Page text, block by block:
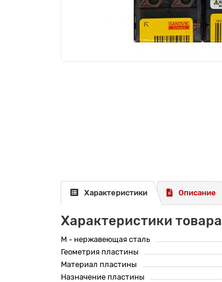
Характеристики Описание
Характеристики
M - нержавеющая сталь
Геометрия пластины
Материал пластины
Назначение пластины